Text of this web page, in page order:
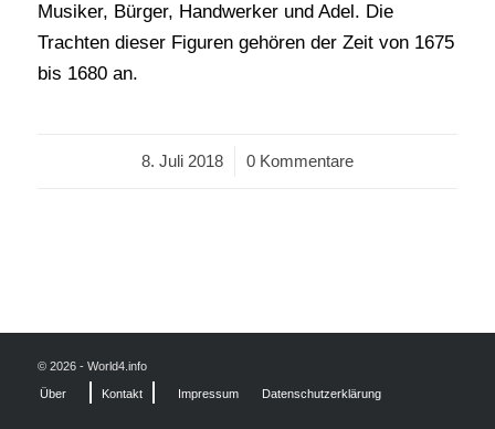
Musiker, Bürger, Handwerker und Adel. Die
Trachten dieser Figuren gehören der Zeit von 1675
bis 1680 an.
8. Juli 2018
/ 0 Kommentare
© 2026 - World4.info
Über Kontakt Impressum Datenschutzerklärung